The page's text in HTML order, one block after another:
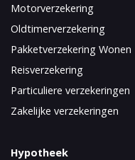
Motorverzekering
Oldtimerverzekering
Pakketverzekering Wonen
Reisverzekering
Particuliere verzekeringen
Zakelijke verzekeringen
Hypotheek